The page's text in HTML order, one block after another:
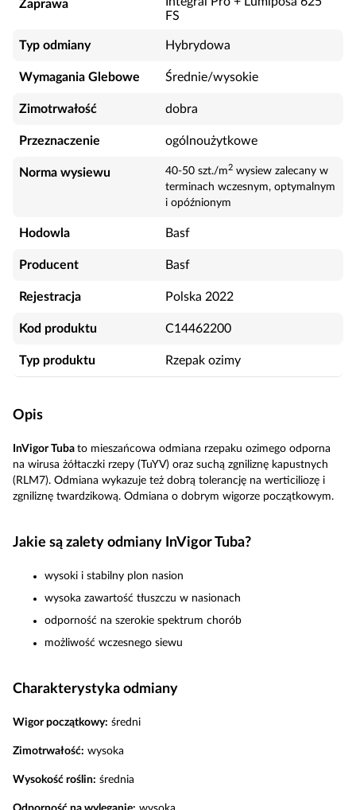
Zaprawa
FS
Typ odmiany Hybrydowa
Wymagania Glebowe Średnie/wysokie
Zimotrwałość dobra
Przeznaczenie ogólnoużytkowe
Norma wysiewu 40-50 szt./m2 wysiew zalecany w
terminach wczesnym, optymalnym
i opóźnionym
Hodowla Basf
Producent Basf
Rejestracja Polska 2022
Kod produktu C14462200
Typ produktu Rzepak ozimy
Opis
InVigor Tuba to mieszańcowa odmiana rzepaku ozimego odporna
na wirusa żółtaczki rzepy (TuYV) oraz suchą zgniliznę kapustnych
(RLM7). Odmiana wykazuje też dobrą tolerancję na werticiliozę i
zgniliznę twardzikową. Odmiana o dobrym wigorze początkowym.
Jakie są zalety odmiany InVigor Tuba?
wysoki i stabilny plon nasion
wysoka zawartość tłuszczu w nasionach
odporność na szerokie spektrum chorób
możliwość wczesnego siewu
Charakterystyka odmiany
Wigor początkowy: średni
Zimotrwałość: wysoka
Wysokość roślin: średnia